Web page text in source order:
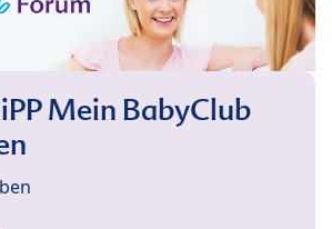
Mein BabyClub